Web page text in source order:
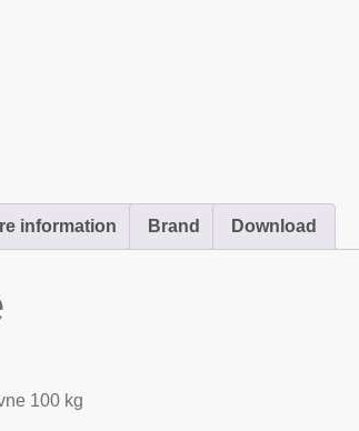
information Brand Download
100 kg